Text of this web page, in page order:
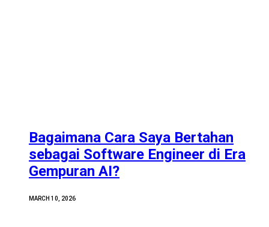
Bagaimana Cara Saya Bertahan
sebagai Software Engineer di Era
Gempuran AI?
MARCH 10, 2026